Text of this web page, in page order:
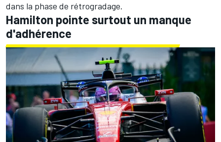
dans la phase de rétrogradage.
Hamilton pointe surtout un manque
d'adhérence